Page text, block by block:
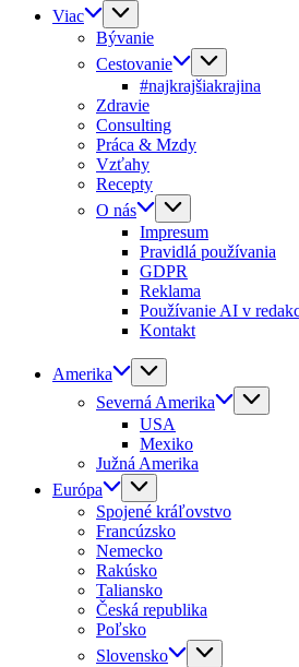
Viac
Bývanie
Cestovanie
#najkrajšiakrajina
Zdravie
Consulting
Práca & Mzdy
Vzťahy
Recepty
O nás
Impresum
Pravidlá používania
GDPR
Reklama
Používanie AI v
Kontakt
Amerika
Severná Amerika
USA
Mexiko
Južná Amerika
Európa
Spojené kráľovstvo
Francúzsko
Nemecko
Rakúsko
Taliansko
Česká republika
Poľsko
Slovensko